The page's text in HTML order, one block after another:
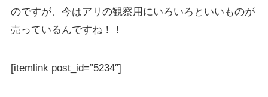
のですが、今はアリの観察用にいろいろといいものが
売っているんですね！！
[itemlink post_id=”5234″]